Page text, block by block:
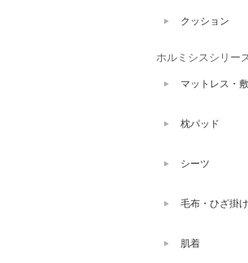
クッション
ホルミシスシリー
マットレス・
枕パッド
シーツ
毛布・ひざ掛け
肌着